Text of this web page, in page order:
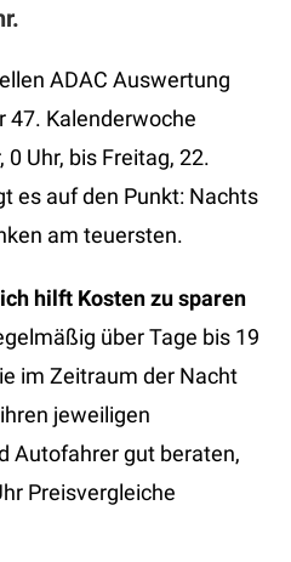
ADAC Auswertung
47. Kalenderwoche
Uhr, bis Freitag, 22.
es auf den Punkt: Nachts
am teuersten.
hilft Kosten zu sparen
über Tage bis 19
im Zeitraum der Nacht
jeweiligen
Autofahrer gut beraten,
Preisvergleiche